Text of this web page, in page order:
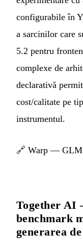
configurabile în
a sarcinilor care
5.2 pentru
complexe de
declarativă
cost/calitate pe
instrumentul.
🔗 Warp — GLM
Together AI
benchmark
generarea